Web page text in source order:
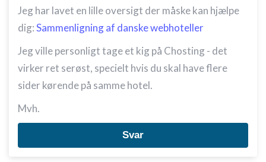
Jeg har lavet en lille oversigt der måske kan hjælpe
dig:Sammenligning af danske webhoteller
Jeg ville personligt tage et kig på Chosting - det
virker ret serøst, specielt hvis du skal have flere
sider kørende på samme hotel.
Mvh.
Svar